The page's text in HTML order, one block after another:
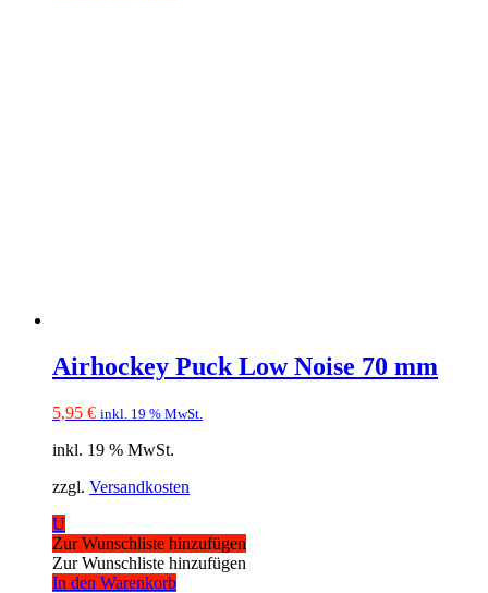
Airhockey Puck Low Noise 70 mm
5,95 € inkl. 19 % MwSt.
inkl. 19 % MwSt.
zzgl. Versandkosten
U
Zur Wunschliste hinzufügen
Zur Wunschliste hinzufügen
In den Warenkorb